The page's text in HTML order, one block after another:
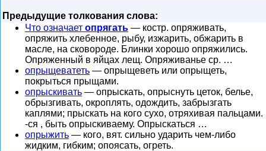
Предыдущие толкования слова:
Что означает опрягать — костр. опряживать,
опряжить хлебенное, рыбу, изжарить, обжарить в
масле, на сковороде. Блинки хорошо опряжились.
Опряженный в яйцах лещ. Опряживанье ср. …
опрыщеватеть — опрыщеветь или опрыщеть,
покрыться прыщами.
опрыскивать — опрыскать, опрыснуть цеток, белье,
обрызгивать, окроплять, одождить, забрызгать
каплями; прыскать на кого сухо, отряхивая пальцами.
-ся , быть опрыскиваему. Опрыскаться …
опрыжить — кого, вят. сильно ударить чем-либо
жидким, гибким; опоясать, огреть.